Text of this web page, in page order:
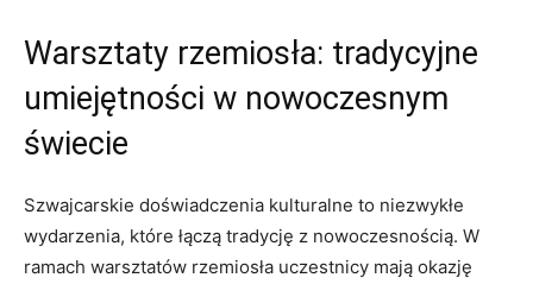
Warsztaty rzemiosła: tradycyjne
umiejętności w nowoczesnym
‌świecie
Szwajcarskie doświadczenia kulturalne‌ to ​niezwykłe
wydarzenia, które łączą tradycję z nowoczesnością. W
ramach warsztatów rzemiosła⁤ uczestnicy mają okazję